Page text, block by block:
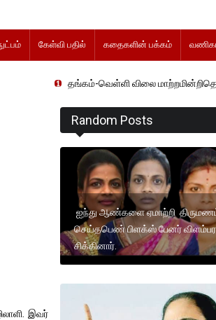
கேள்வி பதில் கதைகளின் பக்கம்
தங்கம்-வெள்ளி விலை மாற்றமின்றிதொடர்கிறது..
இவர்
Random Posts
ஐந்து ஆண்களை ஏமாற்றி
செய்தபெண் பிளக்ஸ் பேனர்
சிக்கினார்.